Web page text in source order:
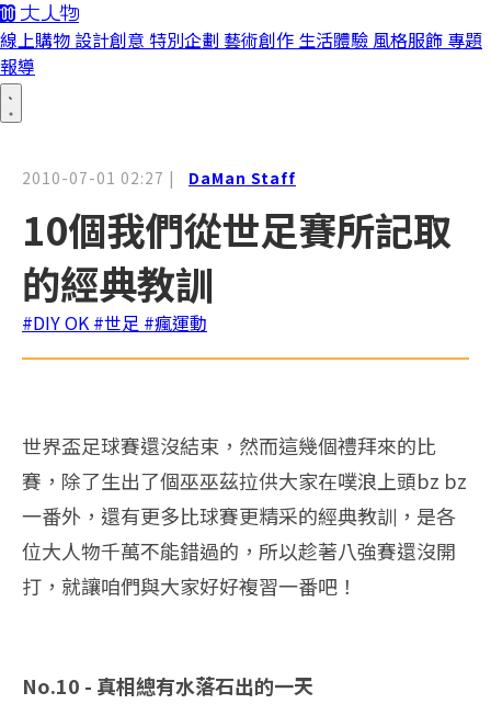
線上購物 設計創意 特別企劃 藝術創作 生活體驗 風格服飾 專題
報導
2010-07-01 02:27 | DaMan Staff
10個我們從世足賽所記取
的經典教訓
#DIY OK#世足 #瘋運動
世界盃足球賽還沒結束，然而這幾個禮拜來的比
賽，除了生出了個巫巫茲拉供大家在噗浪上頭bz bz
一番外，還有更多比球賽更精采的經典教訓，是各
位大人物千萬不能錯過的，所以趁著八強賽還沒開
打，就讓咱們與大家好好複習一番吧！
No.10 - 真相總有水落石出的一天